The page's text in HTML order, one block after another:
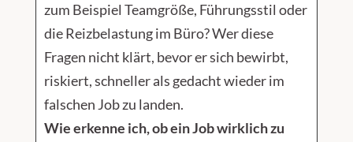
zum Beispiel Teamgröße, Führungsstil oder
die Reizbelastung im Büro? Wer diese
Fragen nicht klärt, bevor er sich bewirbt,
riskiert, schneller als gedacht wieder im
falschen Job zu landen.
Wie erkenne ich, ob ein Job wirklich zu